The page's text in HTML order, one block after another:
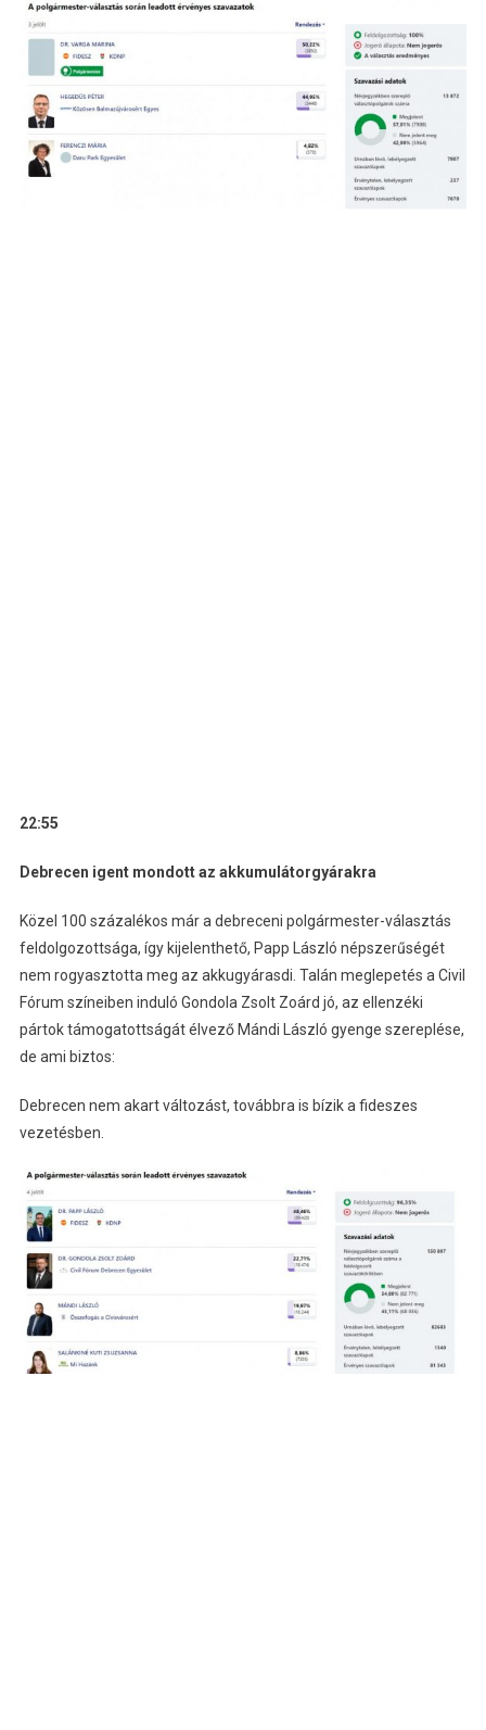
22:55
Debrecen igent mondott az akkumulátorgyárakra
Közel 100 százalékos már a debreceni polgármester-választás
feldolgozottsága, így kijelenthető, Papp László népszerűségét
nem rogyasztotta meg az akkugyárasdi. Talán meglepetés a Civil
Fórum színeiben induló Gondola Zsolt Zoárd jó, az ellenzéki
pártok támogatottságát élvező Mándi László gyenge szereplése,
de ami biztos:
Debrecen nem akart változást, továbbra is bízik a fideszes
vezetésben.